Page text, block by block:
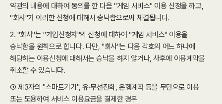
약관의 내용에 대하여 동의를 한 다음 "게임 서비스" 이용 신청을 하고,
"회사"가 이러한 신청에 대해서 승낙함으로써 체결됩니다.
2. "회사"는 "가입신청자"의 신청에 대하여 "게임 서비스" 이용을
승낙함을 원칙으로 합니다. 다만, "회사"는 다음 각호의 어느 하나에
해당하는 이용신청에 대해서는 승낙을 하지 않거나, 사후에 이용계약을
취소할 수 있습니다.
① 제3자의 "스마트기기", 유·무선전화, 은행계좌 등을 무단으로 이용
또는 도용하여 서비스 이용요금을 결제한 경우